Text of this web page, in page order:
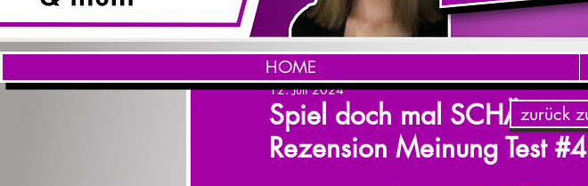
Spiel doch mal SCHÄTZ
Rezension Meinung Test
12. Juli 2024
zurück
HOME